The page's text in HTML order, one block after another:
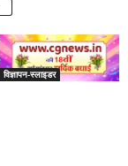
विज्ञापन-स्लाइडर